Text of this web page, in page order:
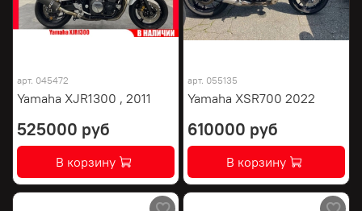
арт. 045472
Yamaha XJR1300 , 2011
525000 руб
В корзину
арт. 055135
Yamaha XSR700 2022
610000 руб
В корзину